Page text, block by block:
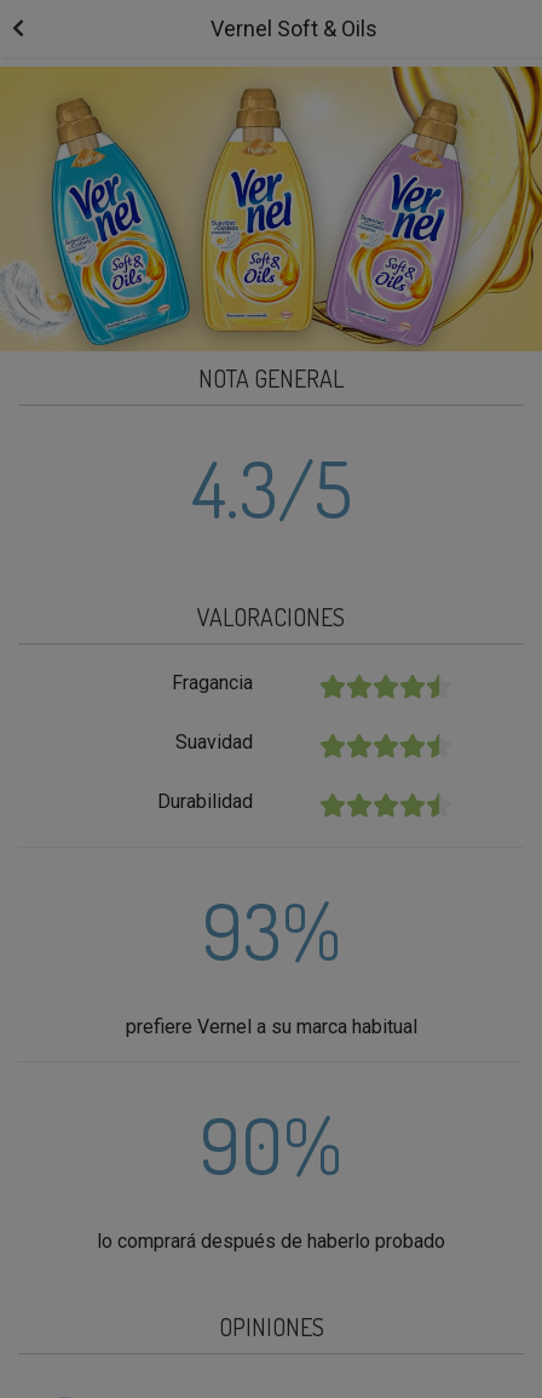
Vernel Soft & Oils
NOTA GENERAL
4.3/5
VALORACIONES
Fragancia ★★★★★
Suavidad ★★★★★
Durabilidad ★★★★★
93%
prefiere Vernel a su marca habitual
90%
lo comprará después de haberlo probado
OPINIONES